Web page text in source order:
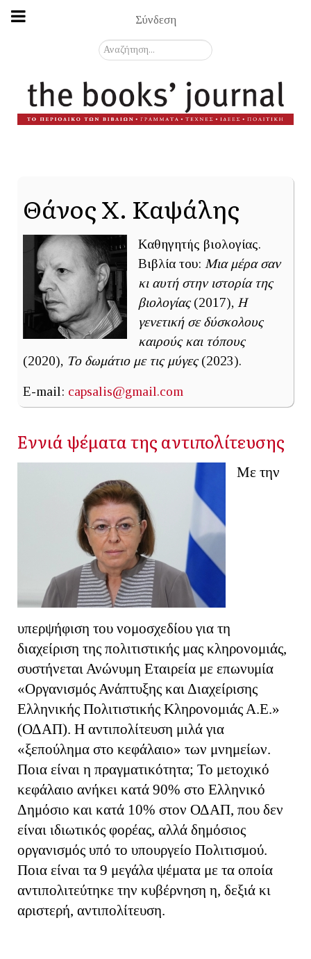
Σύνδεση
Αναζήτηση...
Θάνος Χ. Καψάλης
Καθηγητής βιολογίας.
Βιβλία του: Μια μέρα σαν
κι αυτή στην ιστορία της
βιολογίας(2017), Η
γενετική σε δύσκολους
καιρούς και τόπους
(2020), Το δωμάτιο με τις μύγες(2023).
E-mail: capsalis@gmail.com
Εννιά ψέματα της αντιπολίτευσης
Με την
υπερψήφιση του νομοσχεδίου για τη
διαχείριση της πολιτιστικής μας κληρονομιάς,
συστήνεται Ανώνυμη Εταιρεία με επωνυμία
«Οργανισμός Ανάπτυξης και Διαχείρισης
Ελληνικής Πολιτιστικής Κληρονομιάς Α.Ε.»
(ΟΔΑΠ). Η αντιπολίτευση μιλά για
«ξεπούλημα στο κεφάλαιο» των μνημείων.
Ποια είναι η πραγματικότητα; Το μετοχικό
κεφάλαιο ανήκει κατά 90% στο Ελληνικό
Δημόσιο και κατά 10% στον ΟΔΑΠ, που δεν
είναι ιδιωτικός φορέας, αλλά δημόσιος
οργανισμός υπό το υπουργείο Πολιτισμού.
Ποια είναι τα 9 μεγάλα ψέματα με τα οποία
αντιπολιτεύτηκε την κυβέρνηση η, δεξιά κι
αριστερή, αντιπολίτευση.